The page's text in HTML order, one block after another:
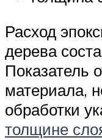
Расход
дерева
Показатель
материала,
обработки
толщине